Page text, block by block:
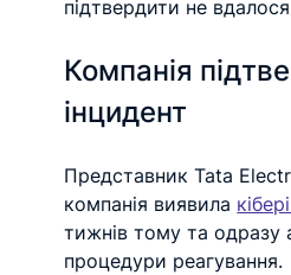
підтвердити не
Компанія
інцидент
Представник Tata
компанія виявила
тижнів тому та одразу
процедури реагування.